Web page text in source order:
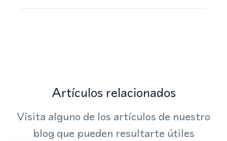
Artículos relacionados
Visita alguno de los artículos de nuestro
blog que pueden resultarte útiles